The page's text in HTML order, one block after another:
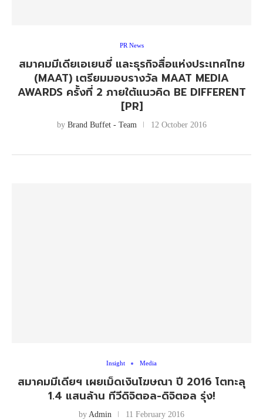
PR News
สมาคมมีเดียเอเยนซี่ และธุรกิจสื่อแห่งประเทศไทย
(MAAT) เตรียมมอบรางวัล MAAT MEDIA
AWARDS ครั้งที่ 2 ภายใต้แนวคิด BE DIFFERENT
[PR]
by Brand Buffet - Team 12 October 2016
Insight Media
สมาคมมีเดียฯ เผยเม็ดเงินโฆษณา ปี 2016 โตทะลุ
1.4 แสนล้าน ทีวีดิจิตอล-ดิจิตอล รุ่ง!
by Admin 11 February 2016